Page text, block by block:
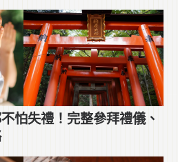
怕失禮！完整參拜禮儀、